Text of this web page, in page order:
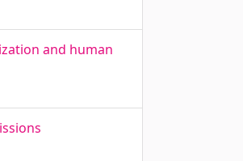
and human